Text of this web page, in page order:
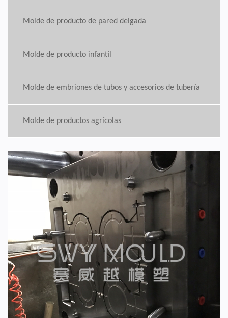
Molde de producto de pared delgada
Molde de producto infantil
Molde de embriones de tubos y accesorios de tubería
Molde de productos agrícolas